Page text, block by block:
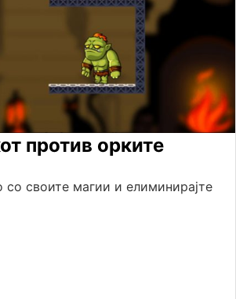
против орките
со своите магии и елиминирајте